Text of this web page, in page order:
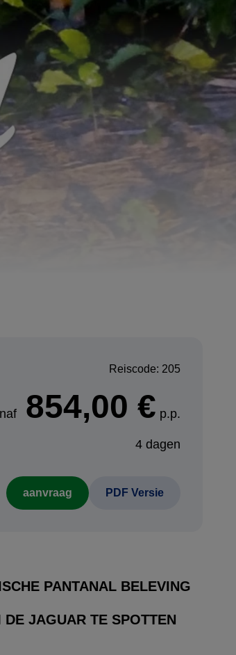
Reiscode: 205
854,00 € p.p.
4 dagen
aanvraag PDF Versie
PANTANAL BELEVING
DE JAGUAR TE SPOTTEN